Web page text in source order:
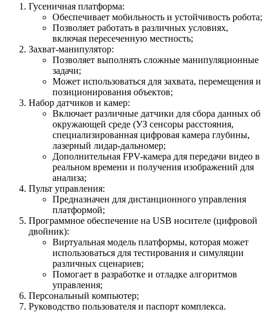
Гусеничная платформа:
Обеспечивает мобильность и устойчивость робота;
Позволяет работать в различных условиях,
включая пересеченную местность;
Захват-манипулятор:
Позволяет выполнять сложные манипуляционные
задачи;
Может использоваться для захвата, перемещения и
позиционирования объектов;
Набор датчиков и камер:
Включает различные датчики для сбора данных об
окружающей среде (УЗ сенсоры расстояния,
специализированная цифровая камера глубины,
лазерный лидар-дальномер;
Дополнительная FPV-камера для передачи видео в
реальном времени и получения изображений для
анализа;
Пульт управления:
Предназначен для дистанционного управления
платформой;
Программное обеспечение на USB носителе (цифровой
двойник):
Виртуальная модель платформы, которая может
использоваться для тестирования и симуляции
различных сценариев;
Помогает в разработке и отладке алгоритмов
управления;
Персональный компьютер;
Руководство пользователя и паспорт комплекса.